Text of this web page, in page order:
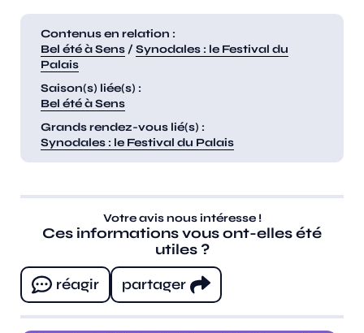
Contenus en relation :
Bel été à Sens / Synodales : le Festival du
Palais
Saison(s) liée(s) :
Bel été à Sens
Grands rendez-vous lié(s) :
Synodales : le Festival du Palais
Votre avis nous intéresse !
Ces informations vous ont-elles été
utiles ?
réagir
partager